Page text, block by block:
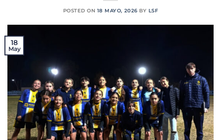
POSTED ON 18 MAYO, 2026 BY LSF
18
May